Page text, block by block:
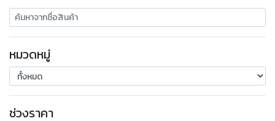
หมวดหมู่
ช่วงราคา